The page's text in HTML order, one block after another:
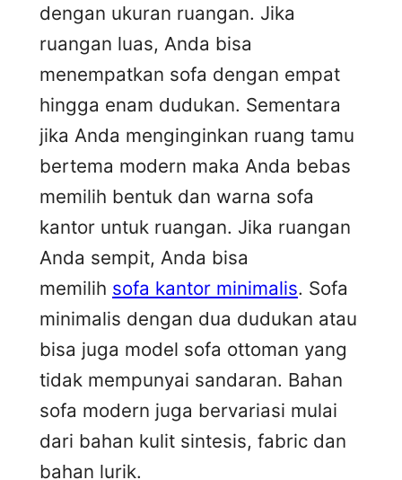
dengan ukuran ruangan. Jika
ruangan luas, Anda bisa
menempatkan sofa dengan empat
hingga enam dudukan. Sementara
jika Anda menginginkan ruang tamu
bertema modern maka Anda bebas
memilih bentuk dan warna sofa
kantor untuk ruangan. Jika ruangan
Anda sempit, Anda bisa
memilih sofa kantor minimalis. Sofa
minimalis dengan dua dudukan atau
bisa juga model sofa ottoman yang
tidak mempunyai sandaran. Bahan
sofa modern juga bervariasi mulai
dari bahan kulit sintesis, fabric dan
bahan lurik.